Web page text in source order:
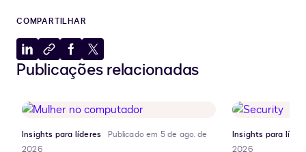
COMPARTILHAR
Compartilhar
no
Copiar
para
de
transferência
Compartilhar
no
Compartilhar
no
Publicações relacionadas
Insights para líderes
Publicado em 5 de ago. de
2026
Insights para
2026